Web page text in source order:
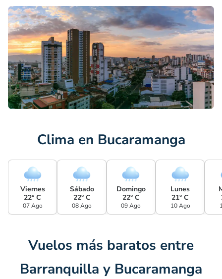
Clima en Bucaramanga
Viernes
22° C
07 Ago
Sábado
22° C
08 Ago
Domingo
22° C
09 Ago
Lunes
21° C
10 Ago
Vuelos más baratos entre
Barranquilla y Bucaramanga